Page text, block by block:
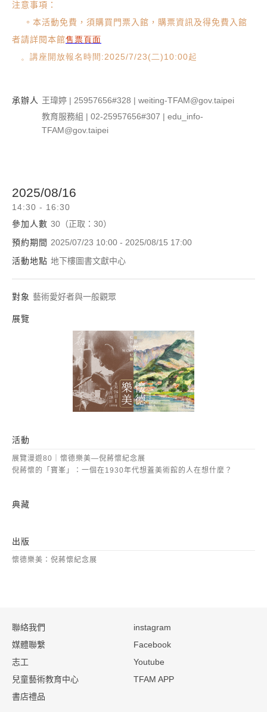
注意事項：
。本活動免費，須購買門票入館，購票資訊及得免費入館
者請詳閱本館售票頁 面
。講座開放報名時間 :2025/7/23(二)10:00起
承辦人 王瑋婷 | 25957656#328 | weiting-TFAM@gov.taipei
教育服務組 | 02-25957656#307 | edu_info-
TFAM@gov.taipei
2025/08/16
14:30 - 16:30
參加人數 30（正取：30）
預約期間 2025/07/23 10:00 - 2025/08/15 17:00
活動地點 地下樓圖書文獻中心
對象 藝術愛好者與一般觀眾
展覽
活動
展覽漫遊80｜懷德樂美—倪蔣懷紀念展
倪蔣懷的「寶峯」：一個在1930年代想蓋美術館的人在想什麼？
典藏
出版
懷德樂美：倪蔣懷紀念展
聯絡我們
媒體聯繫
志工
兒童藝術教育中心
書店禮品
instagram
Facebook
Youtube
TFAM APP